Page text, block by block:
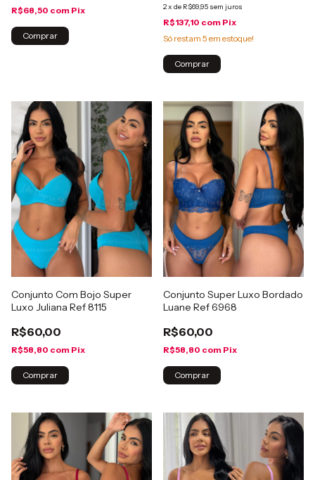
R$68,50 com Pix
Comprar
2x de R$69,95 sem juros
R$137,10 com Pix
Só restam 5 em estoque!
Comprar
Conjunto Com Bojo Super
Luxo Juliana Ref 8115
R$60,00
R$58,80 com Pix
Comprar
Conjunto Super Luxo Bordado
Luane Ref 6968
R$60,00
R$58,80 com Pix
Comprar